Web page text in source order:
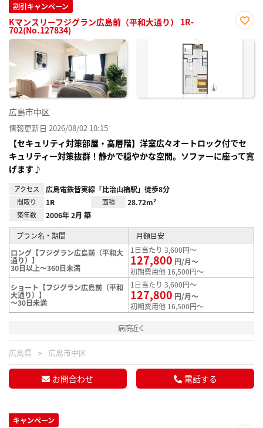
割引キャンペーン
Kマンスリーフジグラン広島前（平和大通り） 1R-
702(No.127834)
に入
広島市中区
情報更新日 2026/08/02 10:15
【セキュリティ対策部屋・高層階】洋室広々オートロック付でセ
キュリティー対策抜群！静かで穏やかな空間。ソファーに座って寛
げます♪
アクセス 広島電鉄皆実線「比治山橋駅」徒歩8分
間取り 1R 面積 28.72m²
築年数 2006年 2月 築
プラン名・期間
月額目安
ロング【フジグラン広島前（平和大
通り）】
30日以上～360日未満
1日当たり 3,600円～
127,800 円/月～
初期費用他 16,500円～
ショート【フジグラン広島前（平和
大通り）】
～30日未満
1日当たり 3,600円～
127,800 円/月～
初期費用他 16,500円～
病院近く
広島県 広島市中区
お問合わせ 電話する
キャンペーン